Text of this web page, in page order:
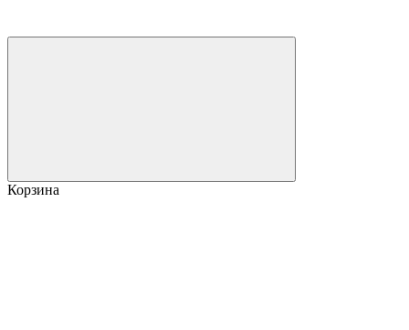
Корзина